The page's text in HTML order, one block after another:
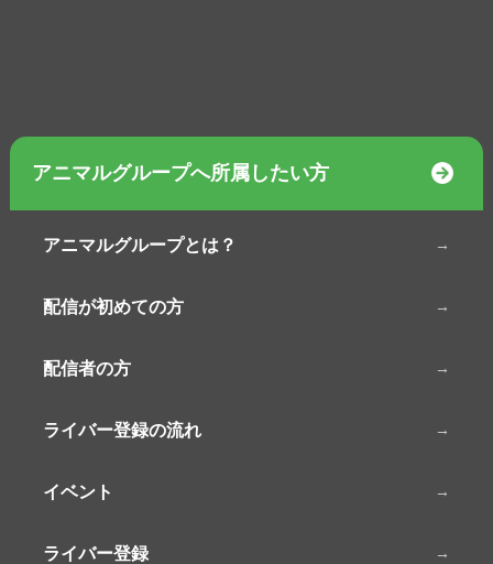
アニマルグループへ所属したい方
アニマルグループとは？
配信が初めての方
配信者の方
ライバー登録の流れ
イベント
ライバー登録